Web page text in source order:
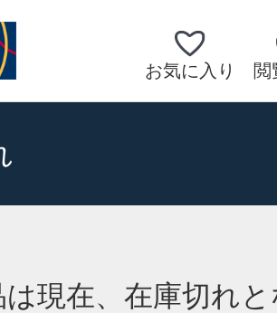
お気に入り 閲
は現在、在庫切れ